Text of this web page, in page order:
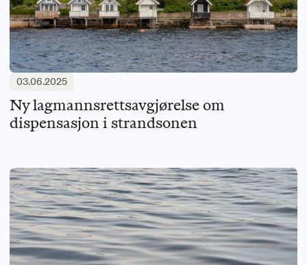
03.06.2025
Ny lagmannsrettsavgjørelse om
dispensasjon i strandsonen